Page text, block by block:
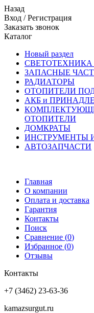
Назад
Вход /Регистрация
Заказать звонок
Каталог
Новый раздел
СВЕТОТЕХНИКА
ЗАПАСНЫЕ
РАДИАТОРЫ
ОТОПИТЕЛИ
АКБ и
ОТОПИТЕЛИ
ДОМКРАТЫ
ИНСТРУМЕНТЫ
АВТОЗАПЧАСТИ
Главная
О компании
Оплата и доставка
Гарантия
Контакты
Поиск
Сравнение (0)
Избранное (0)
Отзывы
Контакты
+7 (3462) 23-63-36
kamazsurgut.ru